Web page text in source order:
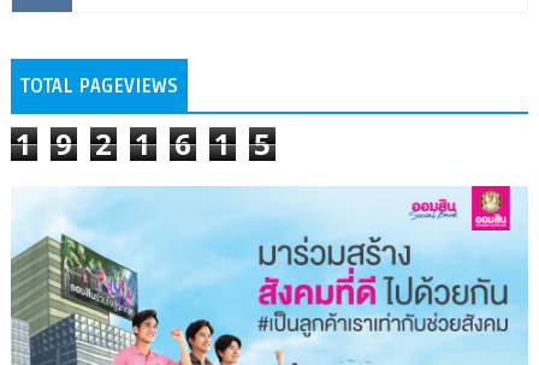
TOTAL PAGEVIEWS
1 9 2 1 6 1 5